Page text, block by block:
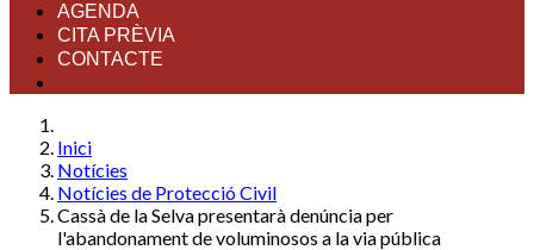
AGENDA
CITA PRÈVIA
CONTACTE
Inici
Notícies
Notícies de Protecció Civil
Cassà de la Selva presentarà denúncia per
l'abandonament de voluminosos a la via pública